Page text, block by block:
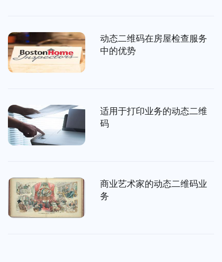
动态二维码在房屋检查服务
中的优势
适用于打印业务的动态二维
码
商业艺术家的动态二维码业
务